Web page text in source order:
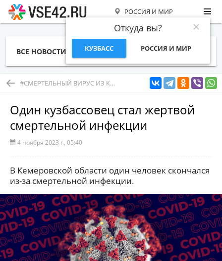
РОССИЯ И МИР
Откуда вы?
КУЗБАСС РОССИЯ И МИР
ВСЕ НОВОСТИ СТАТЬИ ТЕМЫ ФОТО
#СМЕРТЕЛЬНЫЙ ВИРУС ИЗ КИТАЯ
Один кузбассовец стал жертвой
смертельной инфекции
4 ноября 2023 г., 05:40
В Кемеровской области один человек скончался
из-за смертельной инфекции.